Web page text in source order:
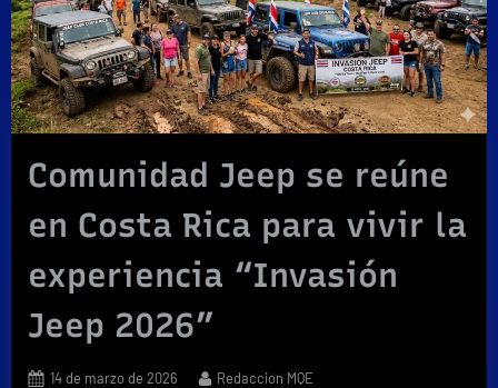
Comunidad Jeep se reúne
en Costa Rica para vivir la
experiencia “Invasión
Jeep 2026”
Posted
14 de marzo de 2026 By
Redaccion MQE